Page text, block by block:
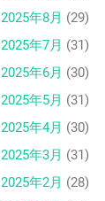
2025年8月 (29)
2025年7月 (31)
2025年6月 (30)
2025年5月 (31)
2025年4月 (30)
2025年3月 (31)
2025年2月 (28)